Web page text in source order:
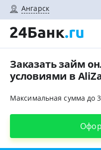
Ангарск
Заказать займ
условиями в
Максимальная сумма до